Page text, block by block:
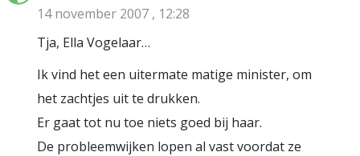
14 november 2007 , 12:28
Tja, Ella Vogelaar…
Ik vind het een uitermate matige minister, om
het zachtjes uit te drukken.
Er gaat tot nu toe niets goed bij haar.
De probleemwijken lopen al vast voordat ze